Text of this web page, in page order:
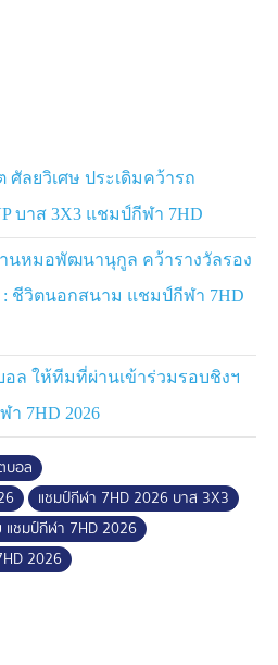
ศัลยวิเศษ ประเดิมคว้ารถ
บาส 3X3 แชมป์กีฬา 7HD
หมอพัฒนานุกูล คว้ารางวัลรอง
: ชีวิตนอกสนาม แชมป์กีฬา 7HD
ล ให้ทีมที่ผ่านเข้าร่วมรอบชิงฯ
7HD 2026
บอล
แชมป์กีฬา 7HD 2026 บาส 3X3
แชมป์กีฬา 7HD 2026
2026